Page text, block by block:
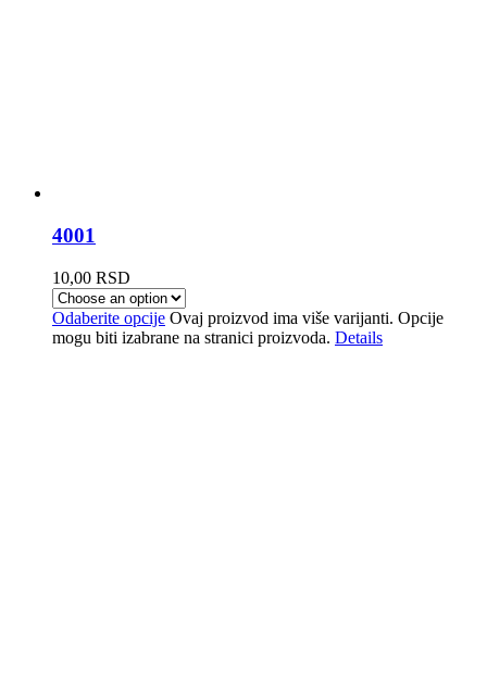
4001
10,00 RSD
Odaberite opcije Ovaj proizvod ima više varijanti. Opcije
mogu biti izabrane na stranici proizvoda. Details